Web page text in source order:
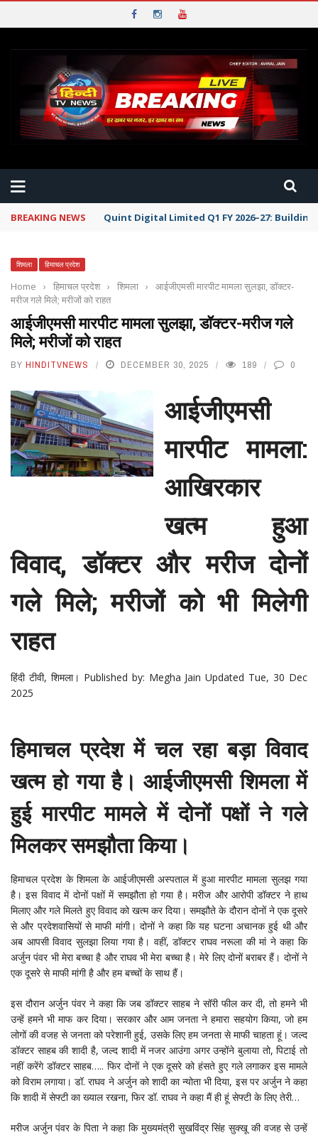
BREAKING NEWS Quint Digital Limited Q1 FY 2026–27:
शिमला हिमाचल प्रदेश
Home › हिमाचल प्रदेश › शिमला ›
आईजीएमसी मारपीट मामला सुलझा, डॉक्टर-
मरीज गले मिले; मरीजों को राहत
आईजीएमसी मारपीट मामला सुलझा, डॉक्टर-मरीज गले
मिले; मरीजों को राहत
BY HINDITVNEWS DECEMBER 30, 2025 189 0
आईजीएमसी
मारपीट मामला:
आखिरकार
खत्म हुआ
विवाद, डॉक्टर और मरीज दोनों
गले मिले; मरीजों को भी मिलेगी
राहत
हिंदी टीवी, शिमला। Published by: Megha Jain Updated Tue, 30 Dec
2025
हिमाचल प्रदेश में चल रहा बड़ा विवाद
खत्म हो गया है। आईजीएमसी शिमला में
हुई मारपीट मामले में दोनों पक्षों ने गले
मिलकर समझौता किया।
हिमाचल प्रदेश के शिमला के आईजीएमसी अस्पताल में हुआ मारपीट मामला सुलझ गया
है। इस विवाद में दोनों पक्षों में समझौता हो गया है। मरीज और आरोपी डॉक्टर ने हाथ
मिलाए और गले मिलते हुए विवाद को खत्म कर दिया। समझौते के दौरान दोनों ने एक दूसरे
से और प्रदेशवासियों से माफी मांगी। दोनों ने कहा कि यह घटना अचानक हुई थी और
अब आपसी विवाद सुलझा लिया गया है। वहीं, डॉक्टर राघव नरूला की मां ने कहा कि
अर्जुन पंवर भी मेरा बच्चा है और राघव भी मेरा बच्चा है। मेरे लिए दोनों बराबर हैं। दोनों ने
एक दूसरे से माफी मांगी है और हम बच्चों के साथ हैं।
इस दौरान अर्जुन पंवर ने कहा कि जब डॉक्टर साहब ने सॉरी फील कर दी, तो हमने भी
उन्हें हमने भी माफ कर दिया। सरकार और आम जनता ने हमारा सहयोग किया, जो हम
लोगों की वजह से जनता को परेशानी हुई, उसके लिए हम जनता से माफी चाहता हूं। जल्द
डॉक्टर साहब की शादी है, जल्द शादी में नजर आउंगा अगर उन्होंने बुलाया तो, पिटाई तो
नहीं करेंगे डॉक्टर साहब….. फिर दोनों ने एक दूसरे को हंसते हुए गले लगाकर इस मामले
को विराम लगाया। डॉ. राघव ने अर्जुन को शादी का न्योता भी दिया, इस पर अर्जुन ने कहा
कि शादी में सेफ्टी का ख्याल रखना, फिर डॉ. राघव ने कहा मैं ही हूं सेफ्टी के लिए तेरी…
मरीज अर्जुन पंवर के पिता ने कहा कि मुख्यमंत्री सुखविंद्र सिंह सुक्खू की वजह से उन्हें